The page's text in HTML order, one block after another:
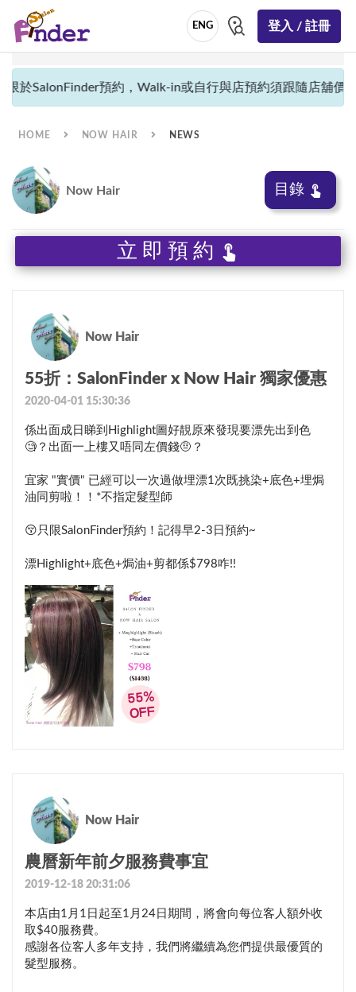
ENG 登入 / 註冊
於SalonFinder預約，Walk-in或自行與店預約須跟隨店舖價
HOME NOW HAIR NEWS
Now Hair 目錄
立即預約
Now Hair
55折：SalonFinder x Now Hair 獨家優惠
2020-04-01 15:30:36
係出面成日睇到Highlight圖好靚原來發現要漂先出到色
🧐？出面一上樓又唔同左價錢🤨？
宜家 "實價" 已經可以一次過做埋漂1次既挑染+底色+埋焗
油同剪啦！！*不指定髮型師
😚只限SalonFinder預約！記得早2-3日預約~
漂Highlight+底色+焗油+剪都係$798咋!!
Now Hair
農曆新年前夕服務費事宜
2019-12-18 20:31:06
本店由1月1日起至1月24日期間，將會向每位客人額外收
取$40服務費。
感謝各位客人多年支持，我們將繼續為您們提供最優質的
髮型服務。